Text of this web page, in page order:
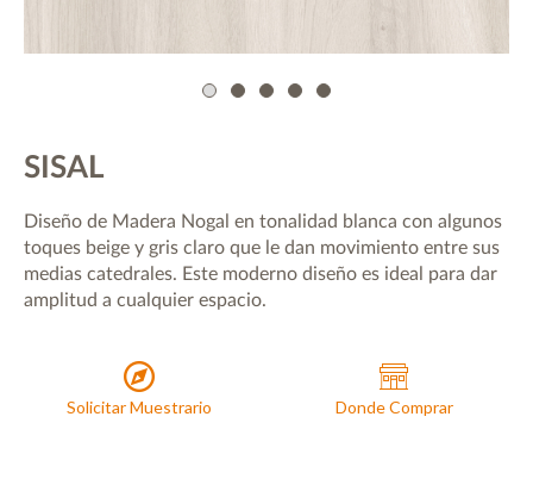
1 2 3 4 5
SISAL
Diseño de Madera Nogal en tonalidad blanca con algunos
toques beige y gris claro que le dan movimiento entre sus
medias catedrales. Este moderno diseño es ideal para dar
amplitud a cualquier espacio.
Solicitar Muestrario Donde Comprar